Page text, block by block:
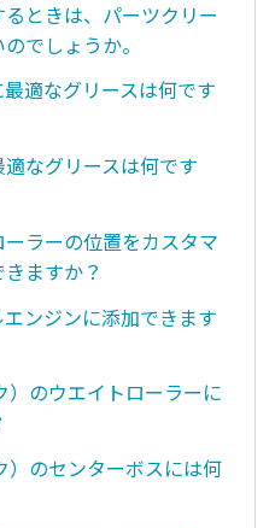
ときは、パーツクリー
でしょうか。
適なグリースは何です
なグリースは何です
ラーの位置をカスタマ
ますか？
ンジンに添加できます
）のウエイトローラーに
）のセンターボスには何